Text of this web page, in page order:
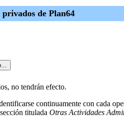
de Plan64
no tendrán efecto.
continuamente con cada
titulada Otras Actividades